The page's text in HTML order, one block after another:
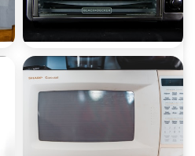
ميكروويف تي سي إل